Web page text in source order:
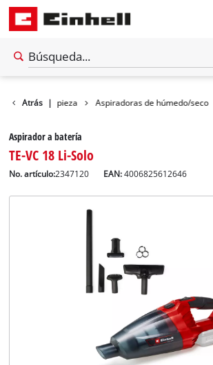
Atrás |
Equipos de limpieza Aspiradoras de húmedo/seco
Aspirador a batería
TE-VC 18 Li-Solo
No. artículo:2347120 EAN:4006825612646